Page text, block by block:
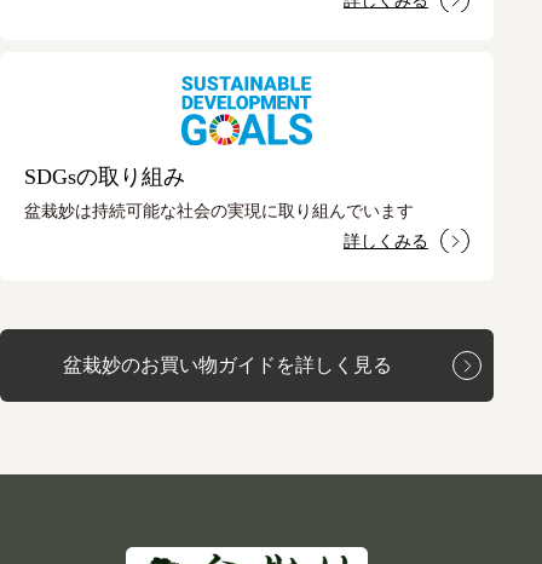
SDGsの取り組み
盆栽妙は持続可能な社会の実現に取り組んでいます
詳しくみる
盆栽妙のお買い物ガイドを詳しく見る